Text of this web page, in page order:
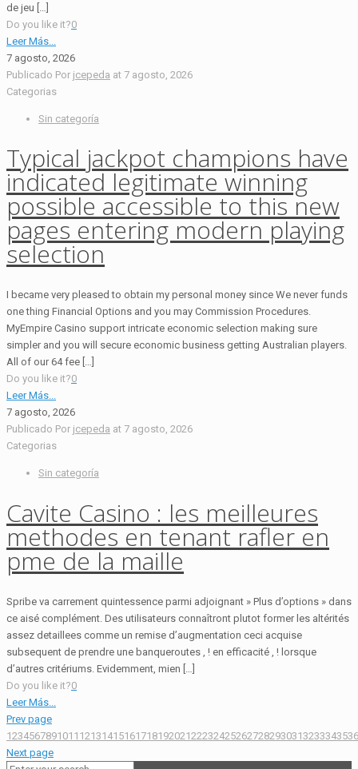
de jeu […]
Do you like it?0
Leer Más...
7 agosto, 2026
Publicado Por jcepeda at 7 agosto, 2026
Categorias
Sin categoría
Typical jackpot champions have
indicated legitimate winning
possible accessible to this new
pages entering modern playing
selection
I became very pleased to obtain my personal money since We never funds
one thing Financial Options and you may Commission Procedures.
MyEmpire Casino support intricate economic selection making sure
simpler and you will secure economic business getting Australian players.
All of our 64 fee […]
Do you like it?0
Leer Más...
7 agosto, 2026
Publicado Por jcepeda at 7 agosto, 2026
Categorias
Sin categoría
Cavite Casino : les meilleures
methodes en tenant rafler en
pme de la maille
Spribe va carrement quintessence parmi adjoignant » Plus d’options » dans
ce aisé complément. Des utilisateurs connaîtront plutot former les altérités
assez detaillees comme un remise d’augmentation ceci acquise
subsequent de prendre une banqueroutes , ! en efficacité , ! lorsque
d’autres critériums. Evidemment, mien […]
Do you like it?0
Leer Más...
Prev page
1234567891011 12131415161718192021222324252627282930313233343536
Next page